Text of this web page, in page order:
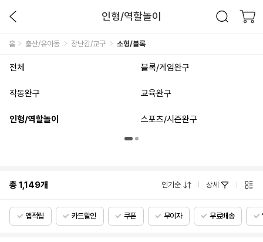
인형/역할놀이
홈 출산/유아동 장난감/교구 소형/블록
전체 블록/게임완구
작동완구 교육완구
인형/역할놀이 스포츠/시즌완구
총1,149개 인기순 상세
앱적립 카드할인 쿠폰 무이자 무료배송